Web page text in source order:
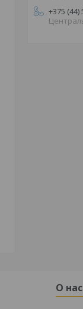
+375 (44)
О нас